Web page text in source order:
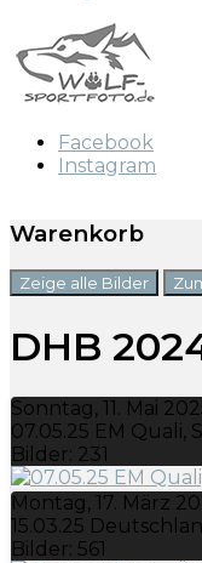
Facebook
Instagram
Warenkorb
Zeige alle Bilder
DHB
Sonntag, 11. Mai
07.05.25 EM Quali,
Bilder: 231
Montag, 17. März
15.03.25
Bilder: 561